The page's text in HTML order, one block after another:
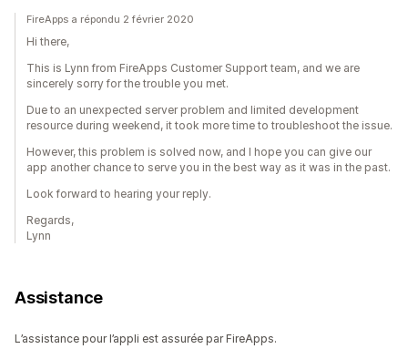
FireApps a répondu 2 février 2020
Hi there,
This is Lynn from FireApps Customer Support team, and we are
sincerely sorry for the trouble you met.
Due to an unexpected server problem and limited development
resource during weekend, it took more time to troubleshoot the issue.
However, this problem is solved now, and I hope you can give our
app another chance to serve you in the best way as it was in the past.
Look forward to hearing your reply.
Regards,
Lynn
Assistance
L’assistance pour l’appli est assurée par FireApps.